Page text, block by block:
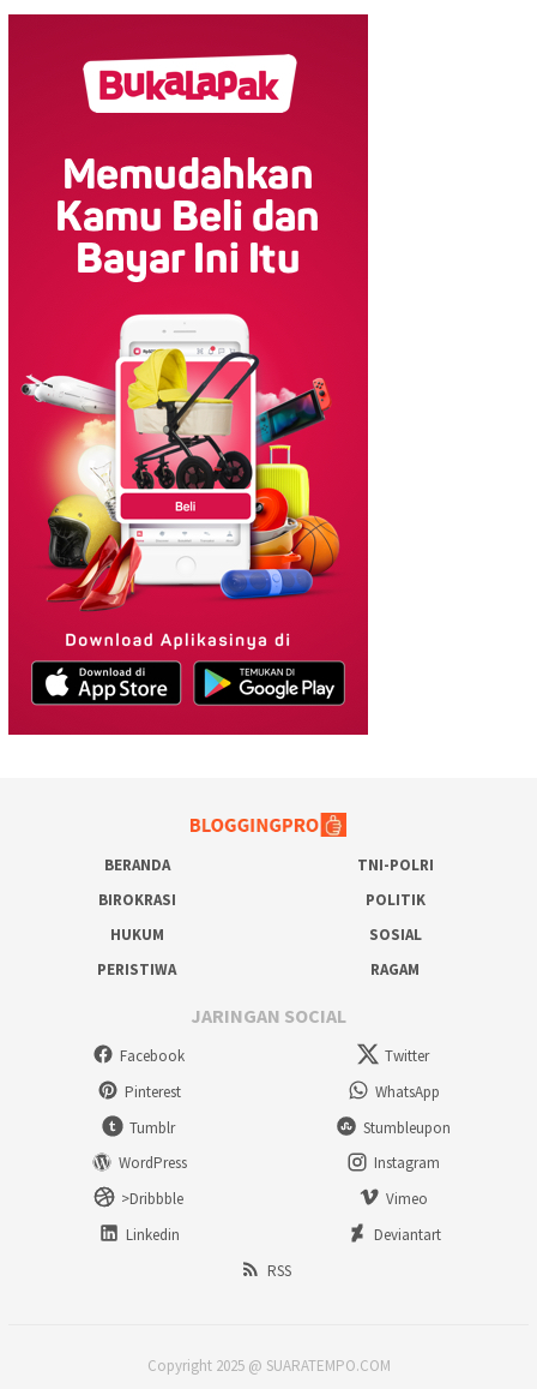
BERANDA
TNI-POLRI
BIROKRASI
POLITIK
HUKUM
SOSIAL
PERISTIWA
RAGAM
JARINGAN SOCIAL
Facebook
Twitter
Pinterest
WhatsApp
Tumblr
Stumbleupon
WordPress
Instagram
>Dribbble
Vimeo
Linkedin
Deviantart
RSS
Copyright 2025 @ SUARATEMPO.COM